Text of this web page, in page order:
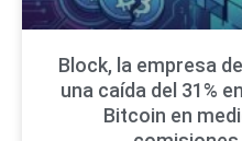
Block, la empresa
una caída del 31%
Bitcoin en